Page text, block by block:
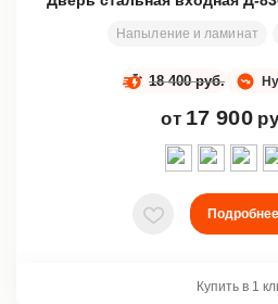
Напыление и ламинат
18 400 руб.
от 17 900
В избранное
Подробнее
Купить в 1